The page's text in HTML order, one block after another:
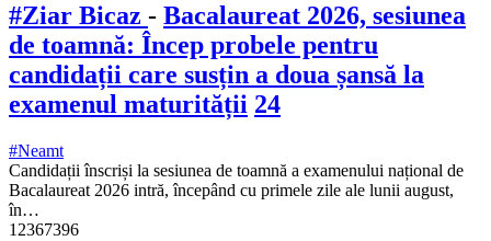
#Ziar Bicaz - Bacalaureat 2026, sesiunea
de toamnă: Încep probele pentru
candidații care susțin a doua șansă la
examenul maturității 24
#Neamt
Candidații înscriși la sesiunea de toamnă a examenului național de
Bacalaureat 2026 intră, începând cu primele zile ale lunii august,
în…
12367396